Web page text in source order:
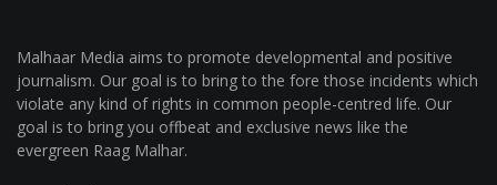
Malhaar Media aims to promote developmental and positive
journalism. Our goal is to bring to the fore those incidents which
violate any kind of rights in common people-centred life. Our
goal is to bring you offbeat and exclusive news like the
evergreen Raag Malhar.